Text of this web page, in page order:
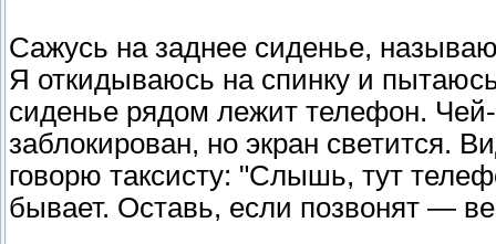
Сажусь на заднее сиденье,
Я откидываюсь на спинку и
сиденье рядом лежит телефон.
заблокирован, но экран светится.
говорю таксисту: "Слышь, тут
бывает. Оставь, если позвонят —